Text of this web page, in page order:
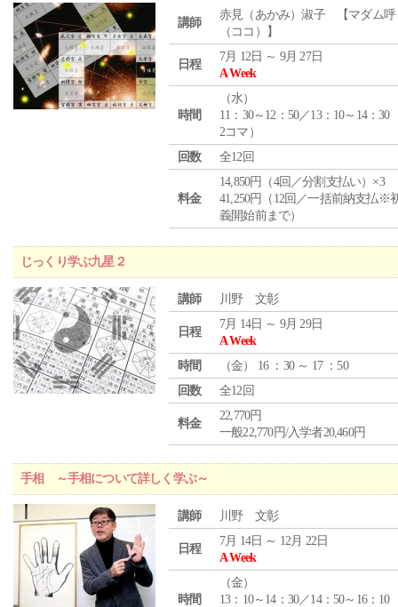
講師
赤見（あかみ）淑子 【マダム呼
（ココ）】
日程
7月 12日 ～ 9月 27日
A Week
時間
（水）
11：30～12：50／13：10～14：30
2コマ）
回数
全12回
料金
14,850円（4回／分割支払い）×3
41,250円（12回／一括前納支払※
義開始前まで）
じっくり学ぶ九星２
講師 川野 文彰
日程
7月 14日 ～ 9月 29日
A Week
時間
（金） 16 ：30 ～ 17 ：50
回数
全12回
料金
22,770円
一般22,770円/入学者20,460円
手相 ～手相について詳しく学ぶ～
講師 川野 文彰
日程
7月 14日 ～ 12月 22日
A Week
時間
（金）
13：10～14：30／14：50～16：10